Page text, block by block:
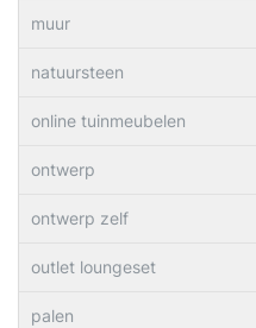
muur
natuursteen
online tuinmeubelen
ontwerp
ontwerp zelf
outlet loungeset
palen